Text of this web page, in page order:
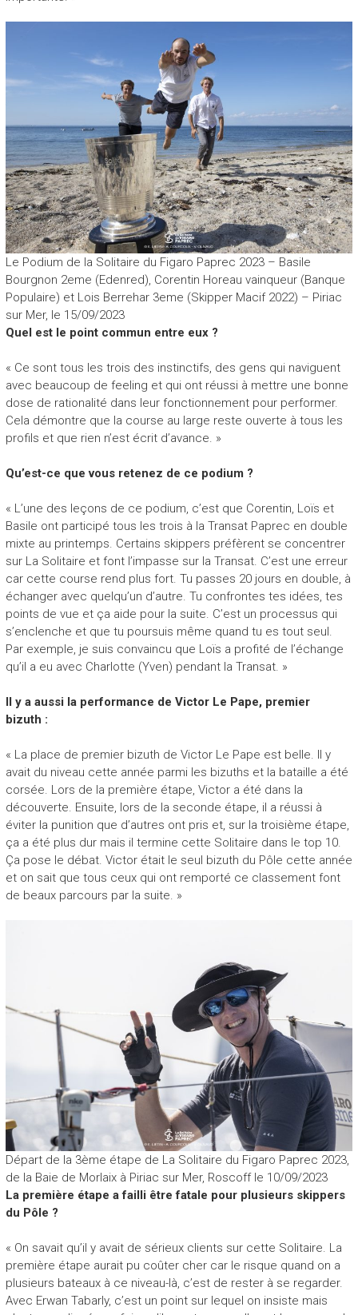
Le Podium de la Solitaire du Figaro Paprec 2023 – Basile
Bourgnon 2eme (Edenred), Corentin Horeau vainqueur (Banque
Populaire) et Lois Berrehar 3eme (Skipper Macif 2022) – Piriac
sur Mer, le 15/09/2023
Quel est le point commun entre eux ?
« Ce sont tous les trois des instinctifs, des gens qui naviguent
avec beaucoup de feeling et qui ont réussi à mettre une bonne
dose de rationalité dans leur fonctionnement pour performer.
Cela démontre que la course au large reste ouverte à tous les
profils et que rien n’est écrit d’avance. »
Qu’est-ce que vous retenez de ce podium ?
« L’une des leçons de ce podium, c’est que Corentin, Loïs et
Basile ont participé tous les trois à la Transat Paprec en double
mixte au printemps. Certains skippers préfèrent se concentrer
sur La Solitaire et font l’impasse sur la Transat. C’est une erreur
car cette course rend plus fort. Tu passes 20 jours en double, à
échanger avec quelqu’un d’autre. Tu confrontes tes idées, tes
points de vue et ça aide pour la suite. C’est un processus qui
s’enclenche et que tu poursuis même quand tu es tout seul.
Par exemple, je suis convaincu que Loïs a profité de l’échange
qu’il a eu avec Charlotte (Yven) pendant la Transat. »
Il y a aussi la performance de Victor Le Pape, premier
bizuth :
« La place de premier bizuth de Victor Le Pape est belle. Il y
avait du niveau cette année parmi les bizuths et la bataille a été
corsée. Lors de la première étape, Victor a été dans la
découverte. Ensuite, lors de la seconde étape, il a réussi à
éviter la punition que d’autres ont pris et, sur la troisième étape,
ça a été plus dur mais il termine cette Solitaire dans le top 10.
Ça pose le débat. Victor était le seul bizuth du Pôle cette année
et on sait que tous ceux qui ont remporté ce classement font
de beaux parcours par la suite. »
Départ de la 3ème étape de La Solitaire du Figaro Paprec 2023,
de la Baie de Morlaix à Piriac sur Mer, Roscoff le 10/09/2023
La première étape a failli être fatale pour plusieurs skippers
du Pôle ?
« On savait qu’il y avait de sérieux clients sur cette Solitaire. La
première étape aurait pu coûter cher car le risque quand on a
plusieurs bateaux à ce niveau-là, c’est de rester à se regarder.
Avec Erwan Tabarly, c’est un point sur lequel on insiste mais